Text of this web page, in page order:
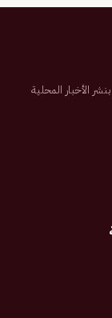
تم تأسيسها عام 2007م تهتم بنشر الأخبار المحلية